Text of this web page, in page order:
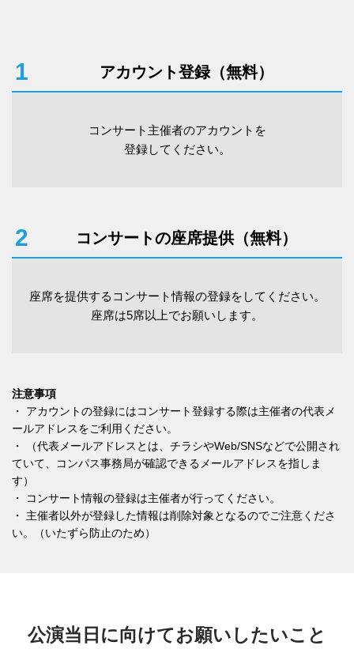
1 アカウント登録（無料）
コンサート主催者のアカウントを
登録してください。
2 コンサートの座席提供（無料）
座席を提供するコンサート情報の登録をしてください。
座席は5席以上でお願いします。
注意事項
・ アカウントの登録にはコンサート登録する際は主催者の代表メ
ールアドレスをご利用ください。
・ （代表メールアドレスとは、チラシやWeb/SNSなどで公開され
ていて、コンパス事務局が確認できるメールアドレスを指しま
す）
・ コンサート情報の登録は主催者が行ってください。
・ 主催者以外が登録した情報は削除対象となるのでご注意くださ
い。（いたずら防止のため）
公演当日に向けてお願いしたいこと